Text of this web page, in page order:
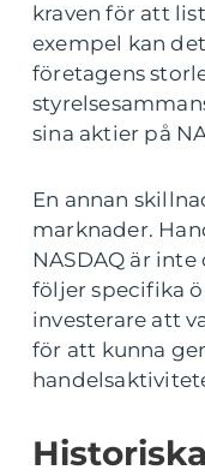
kraven för att
exempel kan
företagens
sina aktier på
En annan
marknader.
NASDAQ är
följer specifika
investerare att
för att kunna